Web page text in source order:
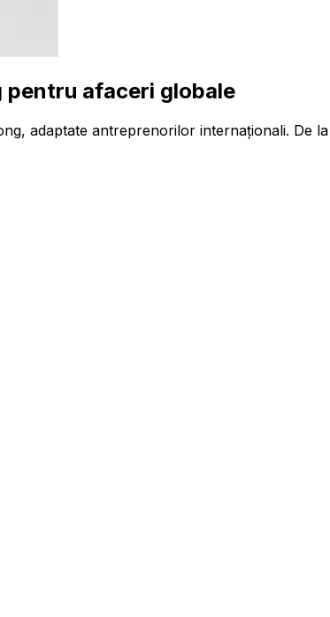
pentru afaceri globale
adaptate antreprenorilor internaționali. De